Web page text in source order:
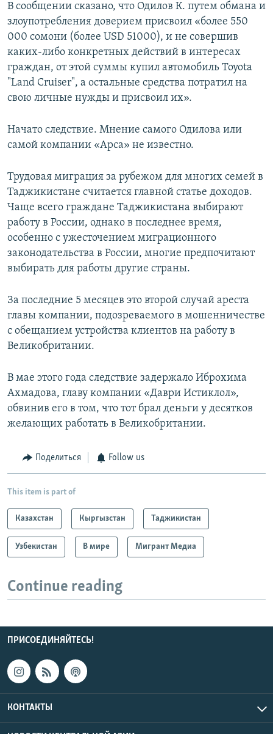
В сообщении сказано, что Одилов К. путем обмана и
злоупотребления доверием присвоил «более 550
000 сомони (более USD 51000), и не совершив
каких-либо конкретных действий в интересах
граждан, от этой суммы купил автомобиль Toyota
"Land Cruiser", а остальные средства потратил на
свою личные нужды и присвоил их».
Начато следствие. Мнение самого Одилова или
самой компании «Арса» не известно.
Трудовая миграция за рубежом для многих семей в
Таджикистане считается главной статье доходов.
Чаще всего граждане Таджикистана выбирают
работу в России, однако в последнее время,
особенно с ужесточением миграционного
законодательства в России, многие предпочитают
выбирать для работы другие страны.
За последние 5 месяцев это второй случай ареста
главы компании, подозреваемого в мошенничестве
с обещанием устройства клиентов на работу в
Великобритании.
В мае этого года следствие задержало Иброхима
Ахмадова, главу компании «Даври Истиклол»,
обвинив его в том, что тот брал деньги у десятков
желающих работать в Великобритании.
Поделиться Follow us
This item is part of
Казахстан Кыргызстан Таджикистан
Узбекистан В мире Мигрант Медиа
Continue reading
ПРИСОЕДИНЯЙТЕСЬ!
КОНТАКТЫ